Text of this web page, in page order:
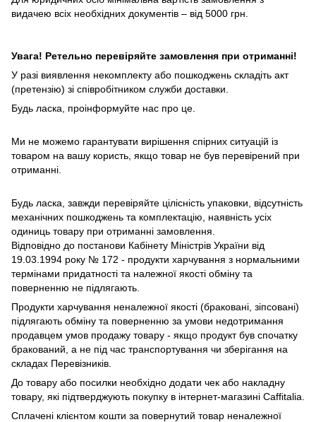
видачею всіх необхідних документів – від 5000 грн.
Увага! Ретельно перевіряйте замовлення при отриманні!
У разі виявлення некомплекту або пошкоджень складіть акт
(претензію) зі співробітником служби доставки.
Будь ласка, проінформуйте нас про це.
Ми не можемо гарантувати вирішення спірних ситуацій із
товаром на вашу користь, якщо товар не був перевірений при
отриманні.
Будь ласка, завжди перевіряйте цілісність упаковки, відсутність
механічних пошкоджень та комплектацію, наявність усіх
одиниць товару при отриманні замовлення.
Відповідно до постанови Кабінету Міністрів України від
19.03.1994 року № 172 - продукти харчування з нормальними
термінами придатності та належної якості обміну та
поверненню не підлягають.
Продукти харчування неналежної якості (браковані, зіпсовані)
підлягають обміну та поверненню за умови недотримання
продавцем умов продажу товару - якщо продукт був спочатку
бракований, а не під час транспортування чи зберігання на
складах Перевізників.
До товару або посилки необхідно додати чек або накладну
товару, які підтверджують покупку в інтернет-магазині Caffitalia.
Сплачені клієнтом кошти за повернутий товар неналежної